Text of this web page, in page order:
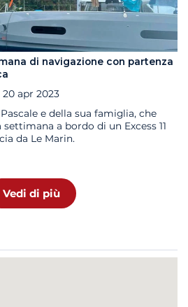
di navigazione con partenza
20 apr 2023
e della sua famiglia, che
a bordo di un Excess 11
da Le Marin.
Vedi di più